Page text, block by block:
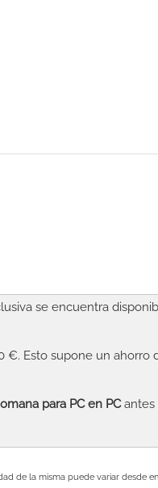
se encuentra
€. Esto supone un ahorro
para PCen PCantes
de la misma puede variar desde